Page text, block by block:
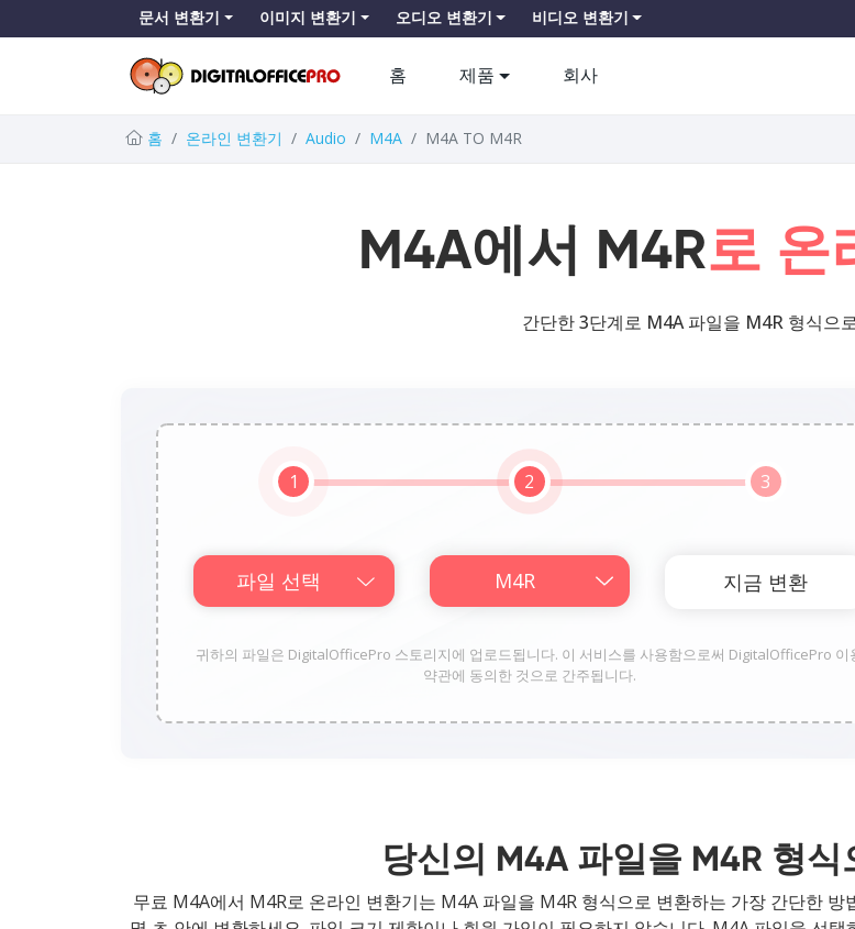
문서 변환기 이미지 변환기 오디오 변환기 비디오 변환기
홈 제품 회사
홈 온라인 변환기 Audio M4A M4A TO M4R
M4A에서 M4R로 온
간단한 3단계로 M4A 파일을 M4R 형식으
1
파일 선택
2 3
귀하의 파일은 DigitalOfficePro 스토리지에 업로드됩니다. 이 서비스를 사용함으로써 DigitalOfficePro 이
약관에 동의한 것으로 간주됩니다.
당신의 M4A 파일을 M4R 형
무료 M4A에서 M4R로 온라인 변환기는 M4A 파일을 M4R 형식으로 변환하는 가장 간단한